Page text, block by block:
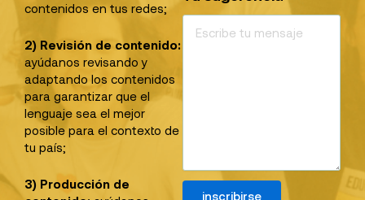
contenidos en tus redes;
2) Revisión de contenido:
ayúdanos revisando y
adaptando los contenidos
para garantizar que el
lenguaje sea el mejor
posible para el contexto de
tu país;
3) Producción de
inscribirse